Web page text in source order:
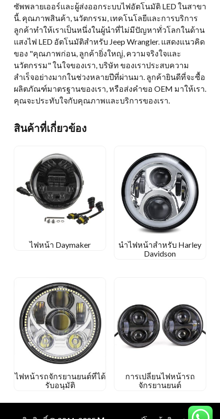
ซัพพลายเออร์และผู้ส่งออกระบบไฟอัตโนมัติ LED ในสาขา
นี้. คุณภาพสินค้า, นวัตกรรม, เทคโนโลยีและการบริการ
ลูกค้าทำให้เราเป็นหนึ่งในผู้นำที่ไม่มีปัญหาทั่วโลกในด้าน
แสงไฟ LED อัตโนมัติสำหรับ Jeep Wrangler. แสดงแนวคิด
ของ "คุณภาพก่อน, ลูกค้ายิ่งใหญ่, ความจริงใจและ
นวัตกรรม" ในใจของเรา, บริษัท ของเราประสบความ
สำเร็จอย่างมากในช่วงหลายปีที่ผ่านมา. ลูกค้ายินดีที่จะซื้อ
ผลิตภัณฑ์มาตรฐานของเรา, หรือส่งคำขอ OEM มาให้เรา.
คุณจะประทับใจกับคุณภาพและบริการของเรา.
สินค้าที่เกี่ยวข้อง
ไฟหน้า Daymaker
นำไฟหน้าสำหรับ Harley
Davidson
ไฟหน้ารถจักรยานยนต์ที่ได้
รับอนุมัติ
การเปลี่ยนไฟหน้ารถ
จักรยานยนต์